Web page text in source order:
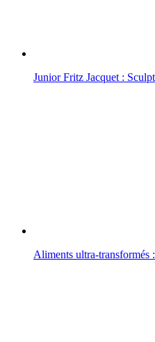
Junior Fritz Jacquet :
Aliments ultra-